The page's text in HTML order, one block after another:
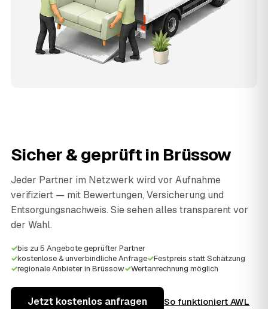
Sicher & geprüft in Brüssow
Jeder Partner im Netzwerk wird vor Aufnahme
verifiziert — mit Bewertungen, Versicherung und
Entsorgungsnachweis. Sie sehen alles transparent vor
der Wahl.
✓bis zu 5 Angebote geprüfter Partner
✓kostenlose & unverbindliche Anfrage✓Festpreis statt Schätzung
✓regionale Anbieter in Brüssow✓Wertanrechnung möglich
Jetzt kostenlos anfragen So funktioniert AWL